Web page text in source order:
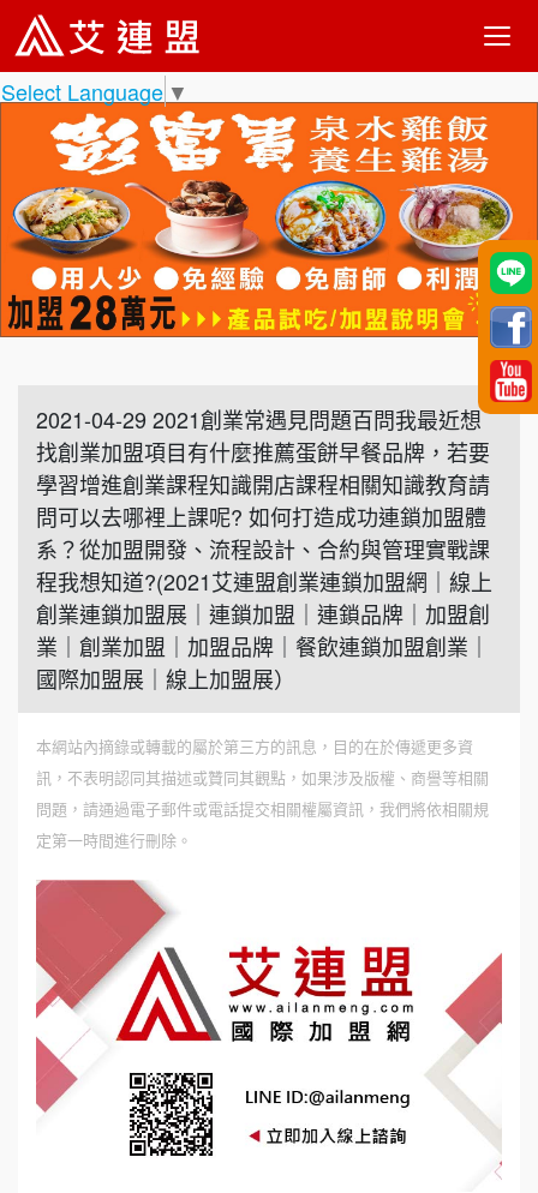
Select Language ▼
2021-04-29 2021創業常遇見問題百問我最近想
找創業加盟項目有什麼推薦蛋餅早餐品牌，若要
學習增進創業課程知識開店課程相關知識教育請
問可以去哪裡上課呢? 如何打造成功連鎖加盟體
系？從加盟開發、流程設計、合約與管理實戰課
程我想知道?(2021艾連盟創業連鎖加盟網｜線上
創業連鎖加盟展｜連鎖加盟｜連鎖品牌｜加盟創
業｜創業加盟｜加盟品牌｜餐飲連鎖加盟創業｜
國際加盟展｜線上加盟展）
本網站內摘錄或轉載的屬於第三方的訊息，目的在於傳遞更多資
訊，不表明認同其描述或贊同其觀點，如果涉及版權、商譽等相關
問題，請通過電子郵件或電話提交相關權屬資訊，我們將依相關規
定第一時間進行刪除。